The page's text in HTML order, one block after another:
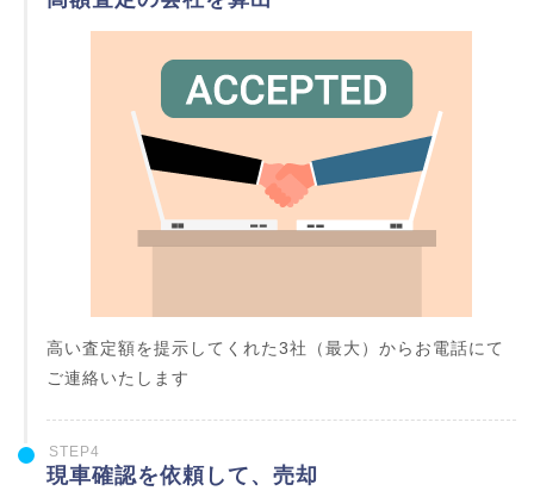
高い査定額を提示してくれた3社（最大）からお電話にて
ご連絡いたします
STEP4
現車確認を依頼して、売却